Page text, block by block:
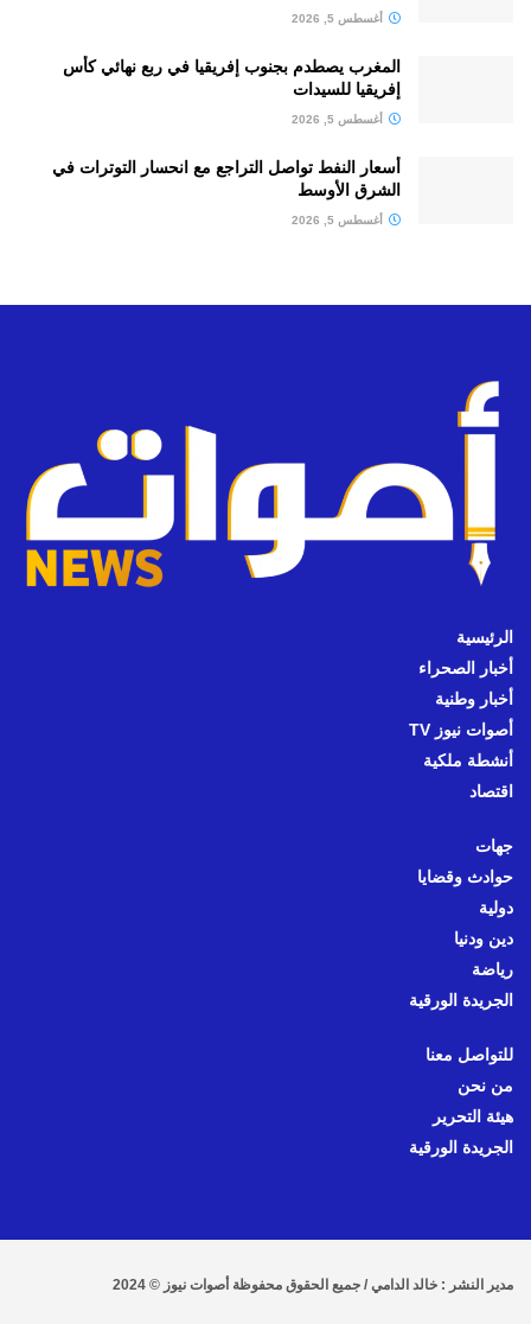
أغسطس 5, 2026
المغرب يصطدم بجنوب إفريقيا في ربع نهائي كأس
إفريقيا للسيدات
أغسطس 5, 2026
أسعار النفط تواصل التراجع مع انحسار التوترات في
الشرق الأوسط
أغسطس 5, 2026
الرئيسية
أخبار الصحراء
أخبار وطنية
أصوات نيوز TV
أنشطة ملكية
اقتصاد
جهات
حوادث وقضايا
دولية
دين ودنيا
رياضة
الجريدة الورقية
للتواصل معنا
من نحن
هيئة التحرير
الجريدة الورقية
مدير النشر : خالد الدامي / جميع الحقوق محفوظة أصوات نيوز © 2024